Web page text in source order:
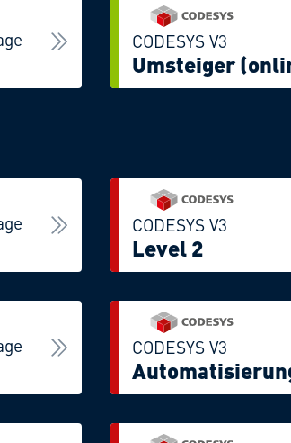
CODESYS V3
Umsteiger
CODESYS V3
Level 2
CODESYS V3